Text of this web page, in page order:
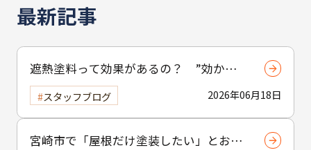
最新記事
遮熱塗料って効果があるの？ ”効かな
い”と言われる理由と正しい使い方 2026年06月18日
スタッフブログ
宮崎市で「屋根だけ塗装したい」とお考